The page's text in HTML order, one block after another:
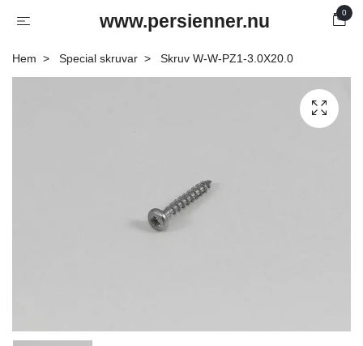
www.persienner.nu 0
Hem Special skruvar Skruv W-W-PZ1-3.0X20.0